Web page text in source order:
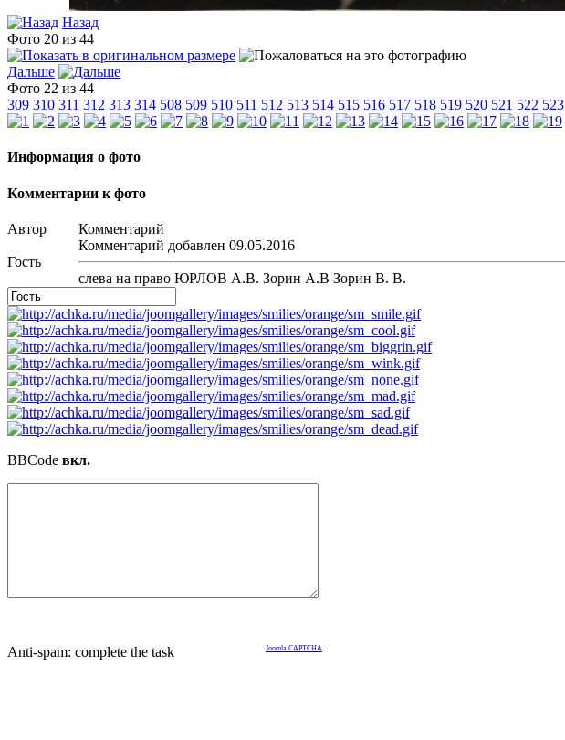
Назад
Фото 20 из 44
Дальше
Фото 22 из 44
309 310 311 312 313 314 508 509 510 511 512 513 514 515 516 517 518 519 520 521 522 523
Информация о фото
Комментарии к фото
Автор Комментарий
Гость
Комментарий добавлен 09.05.2016
слева на право ЮРЛОВ А.В. Зорин А.В Зорин В. В.
BBCode вкл.
Anti-spam: complete the task Joomla CAPTCHA